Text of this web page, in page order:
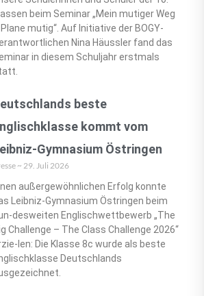
beim Seminar „Mein mutiger Weg
mutig“. Auf Initiative der BOGY-
Nina Häussler fand das
in diesem Schuljahr erstmals
beste
kommt vom
Gymnasium Östringen
29. Juli 2026
außergewöhnlichen Erfolg konnte
Leibniz-Gymnasium Östringen beim
desweiten Englischwettbewerb „The
Challenge – The Class Challenge 2026“
len: Die Klasse 8c wurde als beste
Deutschlands